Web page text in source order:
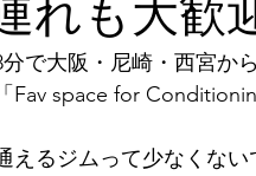
れも大歓
で大阪・尼崎・西宮か
Fav space for
えるジムって少なくない